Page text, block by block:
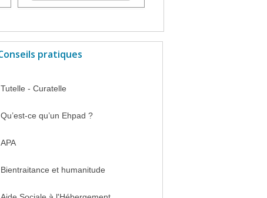
pratiques
Tutelle - Curatelle
Qu’est-ce qu’un Ehpad ?
APA
Bientraitance et humanitude